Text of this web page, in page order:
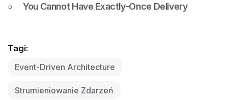
You Cannot Have Exactly-Once Delivery
Tagi:
Event-Driven Architecture
Strumieniowanie Zdarzeń